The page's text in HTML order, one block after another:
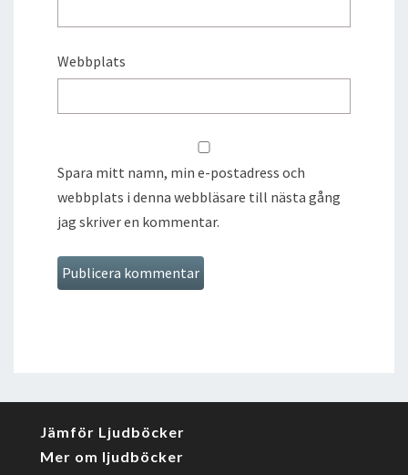
Webbplats
Spara mitt namn, min e-postadress och
webbplats i denna webbläsare till nästa gång
jag skriver en kommentar.
Jämför Ljudböcker
Mer om ljudböcker